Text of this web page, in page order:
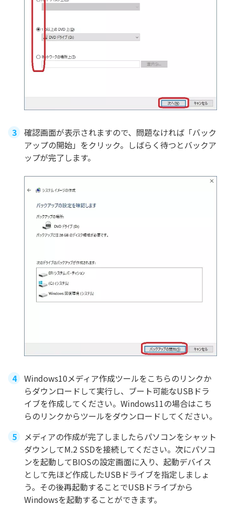
確認画面が表示されますので、問題なければ「バック
アップの開始」をクリック。しばらく待つとバックア
ップが完了します。
Windows10メディア作成ツールをこちらのリンクか
らダウンロードして実行し、ブート可能なUSBドラ
イブを作成してください。Windows11の場合はこち
らのリンクからツールをダウンロードしてください。
メディアの作成が完了しましたらパソコンをシャット
ダウンしてM.2 SSDを接続してください。次にパソコ
ンを起動してBIOSの設定画面に入り、起動デバイス
として先ほど作成したUSBドライブを指定しましょ
う。その後再起動することでUSBドライブから
Windowsを起動することができます。